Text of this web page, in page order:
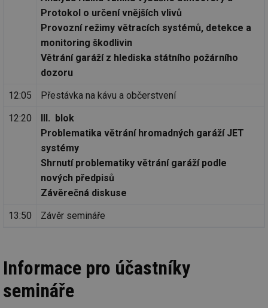
Protokol o určení vnějších vlivů
Provozní režimy větracích systémů, detekce a
monitoring škodlivin
Větrání garáží z hlediska státního požárního
dozoru
12:05
Přestávka na kávu a občerstvení
12:20
III. blok
Problematika větrání hromadných garáží JET
systémy
Shrnutí problematiky větrání garáží podle
nových předpisů
Závěrečná diskuse
13:50
Závěr semináře
Informace pro účastníky
semináře